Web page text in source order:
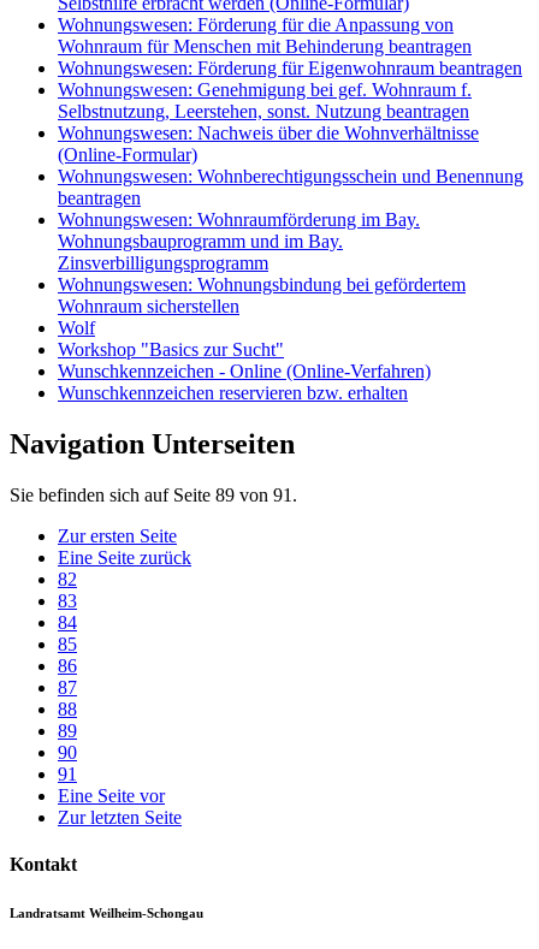
Wohnungswesen: Förderung für die Anpassung von
Wohnraum für Menschen mit Behinderung beantragen
Wohnungswesen: Förderung für Eigenwohnraum beantragen
Wohnungswesen: Genehmigung bei gef. Wohnraum f.
Selbstnutzung, Leerstehen, sonst. Nutzung beantragen
Wohnungswesen: Nachweis über die Wohnverhältnisse
(Online-Formular)
Wohnungswesen: Wohnberechtigungsschein und Benennung
beantragen
Wohnungswesen: Wohnraumförderung im Bay.
Wohnungsbauprogramm und im Bay.
Zinsverbilligungsprogramm
Wohnungswesen: Wohnungsbindung bei gefördertem
Wohnraum sicherstellen
Wolf
Workshop "Basics zur Sucht"
Wunschkennzeichen - Online (Online-Verfahren)
Wunschkennzeichen reservieren bzw. erhalten
Navigation Unterseiten
Sie befinden sich auf Seite 89 von 91.
Zur ersten Seite
Eine Seite zurück
82
83
84
85
86
87
88
89
90
91
Eine Seite vor
Zur letzten Seite
Kontakt
Landratsamt Weilheim-Schongau